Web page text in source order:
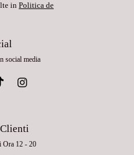
in Politica de
social media
12 - 20